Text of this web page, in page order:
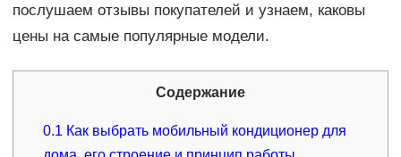
послушаем отзывы покупателей и узнаем, каковы
цены на самые популярные модели.
Содержание
0.1 Как выбрать мобильный кондиционер для